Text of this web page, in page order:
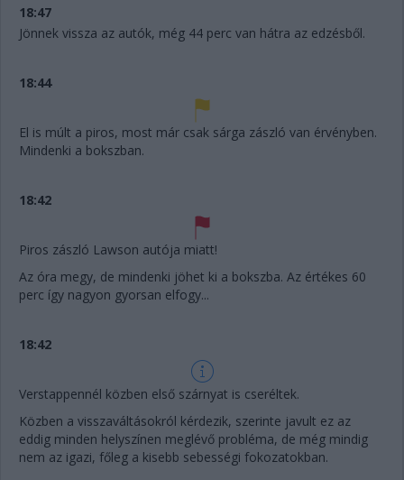
18:47
Jönnek vissza az autók, még 44 perc van hátra az edzésből.
18:44
El is múlt a piros, most már csak sárga zászló van érvényben.
Mindenki a bokszban.
18:42
Piros zászló Lawson autója miatt!
Az óra megy, de mindenki jöhet ki a bokszba. Az értékes 60
perc így nagyon gyorsan elfogy...
18:42
Verstappennél közben első szárnyat is cseréltek.
Közben a visszaváltásokról kérdezik, szerinte javult ez az
eddig minden helyszínen meglévő probléma, de még mindig
nem az igazi, főleg a kisebb sebességi fokozatokban.